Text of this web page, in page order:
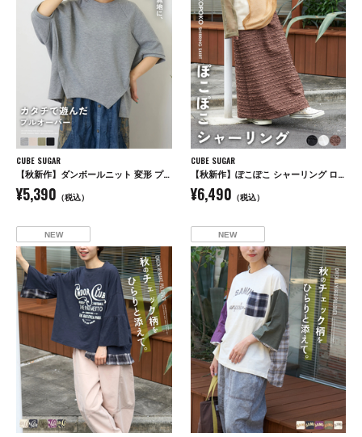
CUBE SUGAR
【秋新作】ダンボールニット 変形 プルオーバー
¥5,390 （税込）
CUBE SUGAR
【秋新作】ぽこぽこ シャーリング ロング スカート
¥6,490 （税込）
NEW NEW